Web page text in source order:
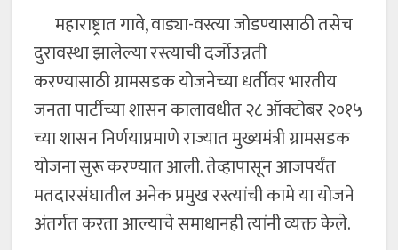
महाराष्ट्रात गावे, वाड्या-वस्त्या जोडण्यासाठी तसेच
दुरावस्था झालेल्या रस्त्याची दर्जोउन्नती
करण्यासाठी ग्रामसडक योजनेच्या धर्तीवर भारतीय
जनता पार्टीच्या शासन कालावधीत २८ ऑक्टोबर २०१५
च्या शासन निर्णयाप्रमाणे राज्यात मुख्यमंत्री ग्रामसडक
योजना सुरू करण्यात आली. तेव्हापासून आजपर्यंत
मतदारसंघातील अनेक प्रमुख रस्त्यांची कामे या योजने
अंतर्गत करता आल्याचे समाधानही त्यांनी व्यक्त केले.